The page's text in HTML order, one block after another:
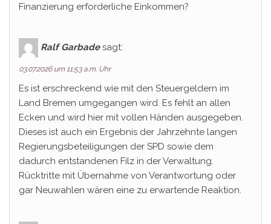
Finanzierung erforderliche Einkommen?
Ralf Garbade sagt:
03.07.2026 um 11:53 a.m. Uhr
Es ist erschreckend wie mit den Steuergeldern im
Land Bremen umgegangen wird. Es fehlt an allen
Ecken und wird hier mit vollen Händen ausgegeben.
Dieses ist auch ein Ergebnis der Jahrzehnte langen
Regierungsbeteiligungen der SPD sowie dem
dadurch entstandenen Filz in der Verwaltung.
Rücktritte mit Übernahme von Verantwortung oder
gar Neuwahlen wären eine zu erwartende Reaktion.